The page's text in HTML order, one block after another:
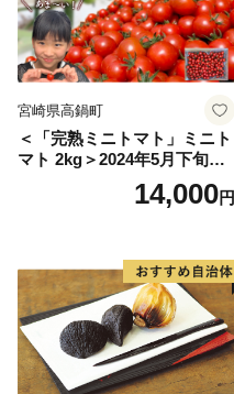
宮崎県高鍋町
＜「完熟ミニトマト」ミニト
マト 2kg＞2024年5月下旬迄
に順次出荷 野菜ソムリエサ
ミット アルル・リリカ共に
県 高鍋町産 産地直送 有機肥
料使用 高糖度 西森農園
14,000円